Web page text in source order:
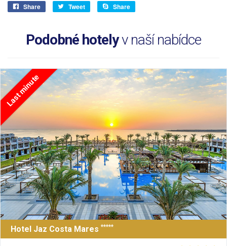
Share Tweet Share
Podobné hotelyv naší nabídce
Last minute
Hotel Jaz Costa Mares *****